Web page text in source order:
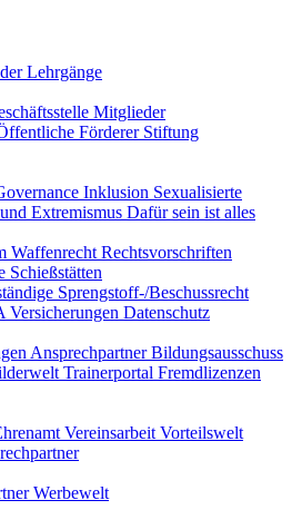
Lehrgänge
Mitglieder
Förderer Stiftung
Inklusion Sexualisierte
Extremismus Dafür sein ist alles
Waffenrecht Rechtsvorschriften
Schießstätten
Sprengstoff-/Beschussrecht
Versicherungen Datenschutz
AnsprechpartnerBildungsausschuss
Trainerportal Fremdlizenzen
Vereinsarbeit Vorteilswelt
Werbewelt